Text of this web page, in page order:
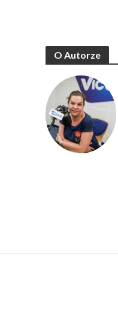
O Autorze